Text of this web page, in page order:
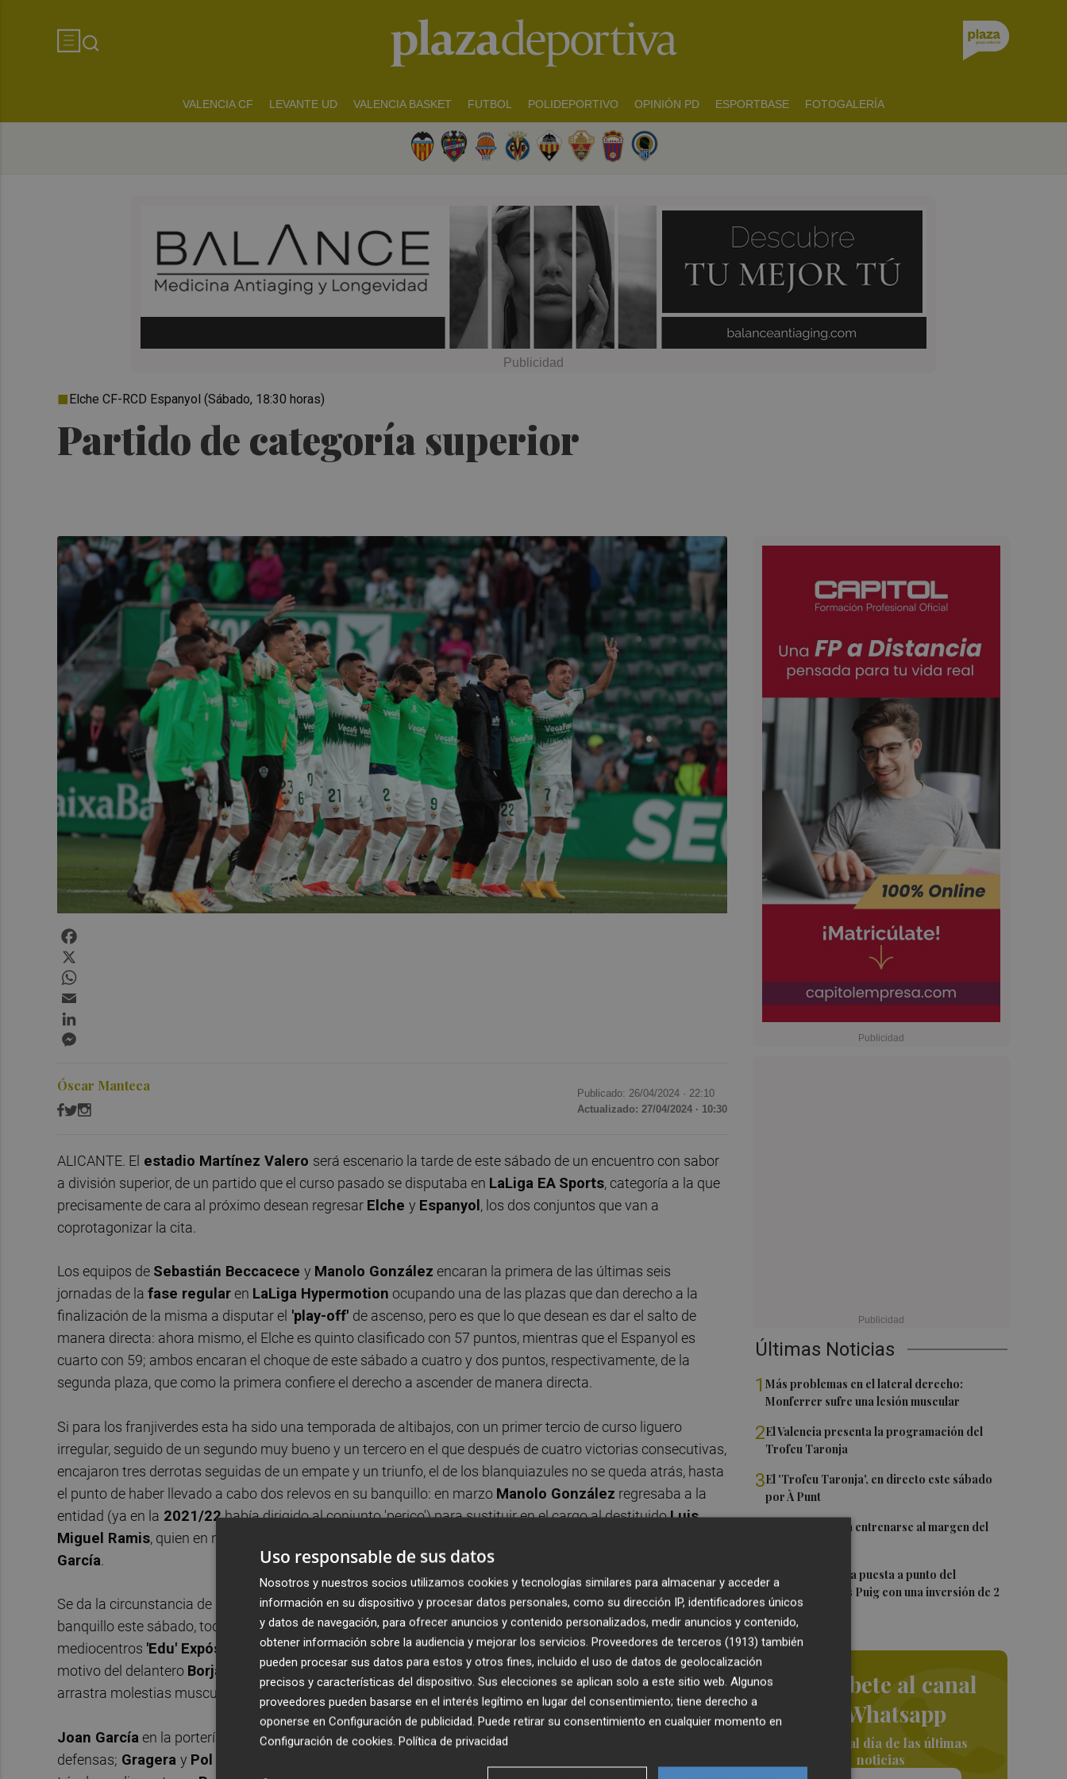
VALENCIA CF LEVANTE UD VALENCIA BASKET FUTBOL POLIDEPORTIVO OPINIÓN PD ESPORTBASE FOTOGALERÍA
Partido de categoría superior
Elche CF-RCD Espanyol (Sábado, 18:30 horas)
Últimas Noticias
1Más problemas en el lateral derecho:
Monferrer sufre una lesión muscular
2El Valencia presenta la programación del
Trofeu Taronja
3El 'Trofeu Taronja', en directo este sábado
por À Punt
Almeida vuelve a entrenarse al margen del
5 València ultima la puesta a punto del
Velódromo Lluís Puig con una inversión de 2
millones
Suscríbete al canal
de Whatsapp
Siempre al día de las últimas
noticias
Óscar Manteca Publicado: 26/04/2024 · 22:10
Actualizado: 27/04/2024 · 10:30
ALICANTE. El estadio Martínez Valero será escenario la tarde de este sábado de un encuentro con sabor
a división superior, de un partido que el curso pasado se disputaba en LaLiga EA Sports, categoría a la que
precisamente de cara al próximo desean regresar Elche y Espanyol, los dos conjuntos que van a
coprotagonizar la cita.
Los equipos de Sebastián Beccacece y Manolo González encaran la primera de las últimas seis
jornadas de la fase regular en LaLiga Hypermotion ocupando una de las plazas que dan derecho a la
finalización de la misma a disputar el 'play-off' de ascenso, pero es que lo que desean es dar el salto de
manera directa: ahora mismo, el Elche es quinto clasificado con 57 puntos, mientras que el Espanyol es
cuarto con 59; ambos encaran el choque de este sábado a cuatro y dos puntos, respectivamente, de la
segunda plaza, que como la primera confiere el derecho a ascender de manera directa.
Si para los franjiverdes esta ha sido una temporada de altibajos, con un primer tercio de curso liguero
irregular, seguido de un segundo muy bueno y un tercero en el que después de cuatro victorias consecutivas,
encajaron tres derrotas seguidas de un empate y un triunfo, el de los blanquiazules no se queda atrás, hasta
el punto de haber llevado a cabo dos relevos en su banquillo: en marzo Manolo González regresaba a la
entidad (ya en la 2021/22había dirigido al conjunto 'perico') para sustituir en el cargo al destituidoLuis
Miguel Ramis, quien en noviembre se había puesto al frente del vestuario 'perico' tras el despido de
García.
Se da la circunstancia de que ni González ni Beccacece podrán dirigir a sus respectivos equipos desde el
banquillo este sábado, toda vez que están sancionados. El primero cuenta con las bajas por lesión de los
mediocentros 'Edu' Expósito 'Nico' Melamed, mientras que el segundo no podrá disponer por el mismo
motivo del delantero Borja Garcés, y tiene la duda del lateral reconvertido en centralCarlos Clerc , quien
arrastra molestias musculares.
Joan García en la portería; Omar El Hilali,Sergi Gómez,'Lele' Cabrera
defensas; Gragera y Pol Lozano
Uso responsable de sus datos
Nosotros y nuestros socios utilizamos cookies y tecnologías similares para almacenar y acceder a
información en su dispositivo y procesar datos personales, como su dirección IP, identificadores únicos
y datos de navegación, para ofrecer anuncios y contenido personalizados, medir anuncios y contenido,
obtener información sobre la audiencia y mejorar los servicios. Proveedores de terceros (1913) también
pueden procesar sus datos para estos y otros fines, incluido el uso de datos de geolocalización
precisos y características del dispositivo. Sus elecciones se aplican solo a este sitio web. Algunos
proveedores pueden basarse en el interés legítimo en lugar del consentimiento; tiene derecho a
oponerse en Configuración de publicidad. Puede retirar su consentimiento en cualquier momento en
Configuración de cookies. Política de privacidad